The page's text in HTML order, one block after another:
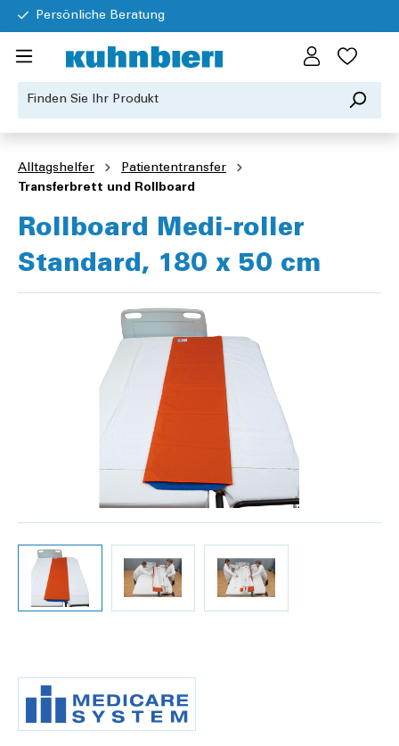
Persönliche Beratung
Alltagshelfer
Patiententransfer
Transferbrett und Rollboard
Rollboard Medi-roller
Standard, 180 x 50 cm